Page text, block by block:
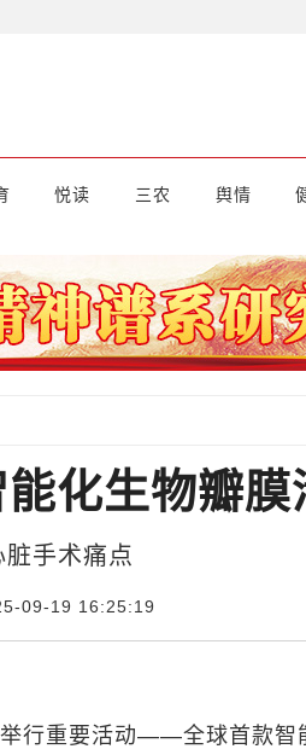
悦读 三农 舆情
化生物瓣膜
脏手术痛点
09-19 16:25:19
行重要活动——全球首款智